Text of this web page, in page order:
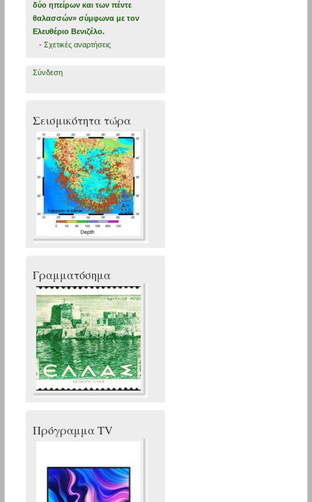
δύο ηπείρων και των πέντε
θαλασσών» σύμφωνα με τον
Ελευθέριο Βενιζέλο.
- Σχετικές αναρτήσεις
Σύνδεση
Σεισμικότητα τώρα
Γραμματόσημα
Πρόγραμμα TV